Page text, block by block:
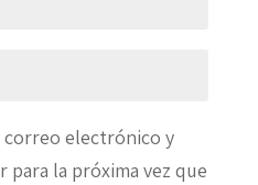
correo electrónico y
para la próxima vez que